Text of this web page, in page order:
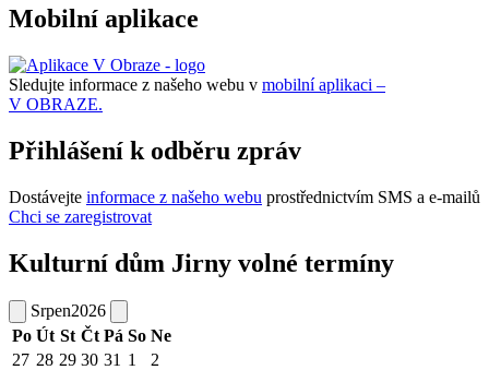
Mobilní aplikace
Sledujte informace z našeho webu v mobilní aplikaci –
V OBRAZE.
Přihlášení k odběru zpráv
Dostávejte informace z našeho webu prostřednictvím SMS a e-mailů
Chci se zaregistrovat
Kulturní dům Jirny volné termíny
Srpen2026
Po Út St Čt Pá So Ne
27 28 29 30 31 1
2